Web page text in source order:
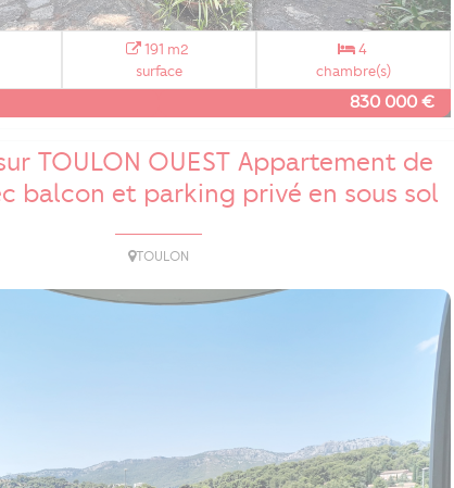
191 m2
surface
4
chambre(s)
830 000 €
TOULON OUEST Appartement de
balcon et parking privé en sous sol
TOULON